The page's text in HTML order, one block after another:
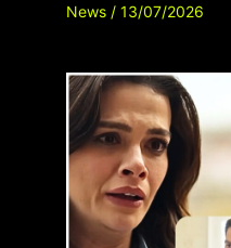
News/ 13/07/2026